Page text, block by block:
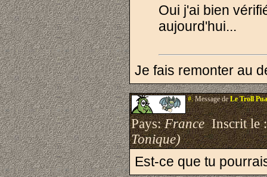
Oui j'ai bien
aujourd'hui...
Je fais remonter au
#.Message deLe Troll
Pays:FranceInscrit le
Tonique)
Est-ce que tu